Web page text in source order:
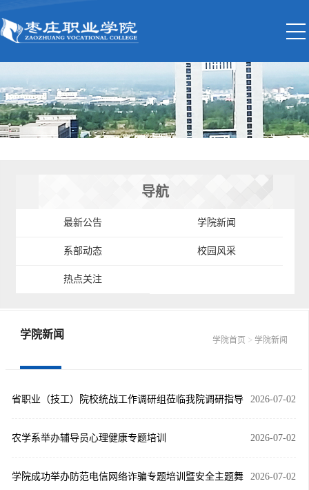
导航
最新公告 学院新闻
系部动态 校园风采
热点关注
学院首页 > 学院新闻
学院新闻
2026-07-02
省职业（技工）院校统战工作调研组莅临我院调研指导
2026-07-02
农学系举办辅导员心理健康专题培训
2026-07-02
学院成功举办防范电信网络诈骗专题培训暨安全主题舞